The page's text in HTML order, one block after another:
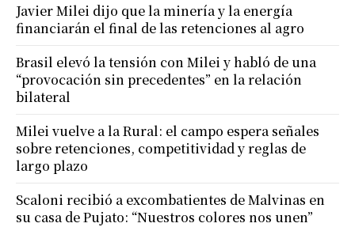
Javier Milei dijo que la minería y la energía
financiarán el final de las retenciones al agro
Brasil elevó la tensión con Milei y habló de una
“provocación sin precedentes” en la relación
bilateral
Milei vuelve a la Rural: el campo espera señales
sobre retenciones, competitividad y reglas de
largo plazo
Scaloni recibió a excombatientes de Malvinas en
su casa de Pujato: “Nuestros colores nos unen”